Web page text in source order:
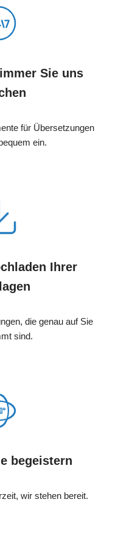
Sie uns
für Übersetzungen
ein.
Ihrer
die genau auf Sie
sind.
begeistern
wir stehen bereit.